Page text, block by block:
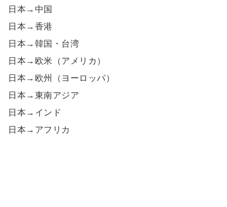
日本→中国
日本→香港
日本→韓国・台湾
日本→欧米（アメリカ）
日本→欧州（ヨーロッパ）
日本→東南アジア
日本→インド
日本→アフリカ